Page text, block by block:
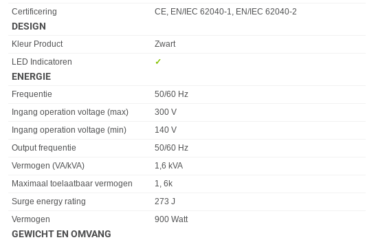
Eigenschap
Certificering CE, EN/IEC 62040-1, EN/IEC 62040-2
DESIGN
Eigenschap Waarde
Kleur Product
Zwart
LED Indicatoren
✓︎
ENERGIE
Eigenschap
Frequentie
50/60 Hz
Ingang operation voltage (max)
300 V
Ingang operation voltage (min)
140 V
Output frequentie
50/60 Hz
Vermogen (VA/kVA)
1,6 kVA
Maximaal toelaatbaar vermogen
1, 6k
Surge energy rating
273 J
Vermogen
900 Watt
GEWICHT EN OMVANG